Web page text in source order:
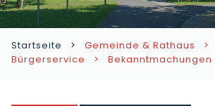
Startseite
Gemeinde & Rathaus
Bürgerservice
Bekanntmachungen